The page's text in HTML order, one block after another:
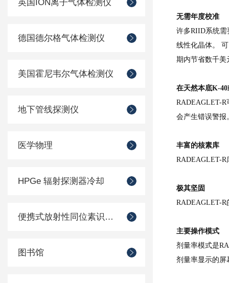
英国ION离子气体检测仪
德国德尔格气体检测仪
美国霍尼韦尔气体检测仪
地下管线探测仪
医学物理
HPGe 辐射探测器冷却
便携式放射性同位素识别装置 （RIID）
图书馆
无需年度校准
许多RIID系统需
线性化晶体。
期内节省数千美
在天然本底K-40
RADEAGLET-
会产生错误警报
丰富的核素库
RADEAGLET-
极其坚固
RADEAGLET-
主要操作模式
剂量率模式是
剂量率显示的屏